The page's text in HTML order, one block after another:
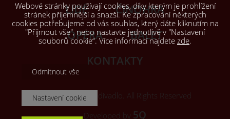
LIDÉ
ČINOHRA
OPERA
BALET
KONTAKTY
© 2026, Šaldovo divadlo. All Rights Reserved
Developed by 5Q
Webové stránky používají cookies, díky kterým je prohlížení
stránek příjemnější a snazší. Ke zpracování některých
cookies potřebujeme od vás souhlas, který dáte kliknutím na
"Přijmout vše", nebo nastavte jednotlivě v "Nastavení
souborů cookie“. Více informací najdete zde.
Odmítnout vše
Nastavení cookie